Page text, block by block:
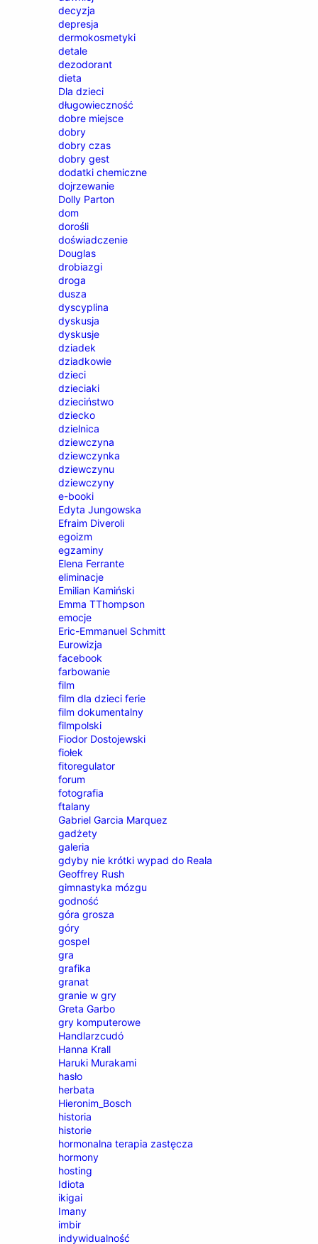
decyzja
depresja
dermokosmetyki
detale
dezodorant
dieta
Dla dzieci
długowieczność
dobre miejsce
dobry
dobry czas
dobry gest
dodatki chemiczne
dojrzewanie
Dolly Parton
dom
dorośli
doświadczenie
Douglas
drobiazgi
droga
dusza
dyscyplina
dyskusja
dyskusje
dziadek
dziadkowie
dzieci
dzieciaki
dzieciństwo
dziecko
dzielnica
dziewczyna
dziewczynka
dziewczynu
dziewczyny
e-booki
Edyta Jungowska
Efraim Diveroli
egoizm
egzaminy
Elena Ferrante
eliminacje
Emilian Kamiński
Emma TThompson
emocje
Eric-Emmanuel Schmitt
Eurowizja
facebook
farbowanie
film
film dla dzieci ferie
film dokumentalny
filmpolski
Fiodor Dostojewski
fiołek
fitoregulator
forum
fotografia
ftalany
Gabriel Garcia Marquez
gadżety
galeria
gdyby nie krótki wypad do Reala
Geoffrey Rush
gimnastyka mózgu
godność
góra grosza
góry
gospel
gra
grafika
granat
granie w gry
Greta Garbo
gry komputerowe
Handlarzcudó
Hanna Krall
Haruki Murakami
hasło
herbata
Hieronim_Bosch
historia
historie
hormonalna terapia zastęcza
hormony
hosting
Idiota
ikigai
Imany
imbir
indywidualność